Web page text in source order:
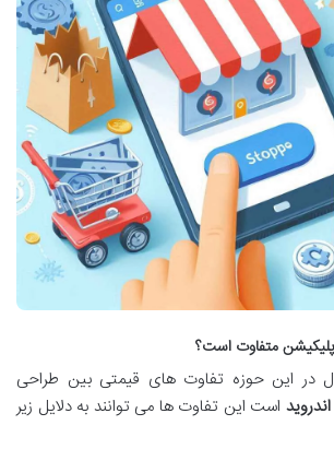
متفاوت است؟
در این حوزه تفاوت های قیمتی بین طراحی
اندروید است این تفاوت ها می توانند به دلایل زیر